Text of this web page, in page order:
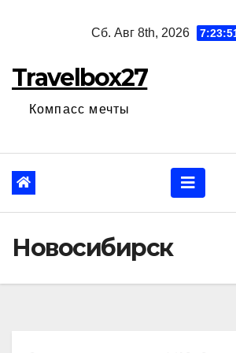
Сб. Авг 8th, 2026
Travelbox27
Компасс мечты
Новосибирск